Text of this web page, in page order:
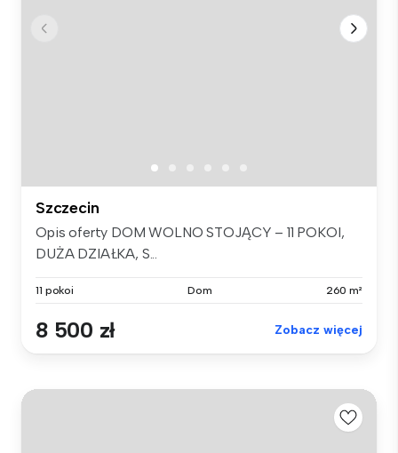
Szczecin
Opis oferty DOM WOLNO STOJĄCY – 11 POKOI,
DUŻA DZIAŁKA, S...
11 pokoi Dom 260 m²
8 500 zł Zobacz więcej